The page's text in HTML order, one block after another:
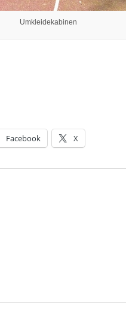
Umkleidekabinen
Facebook X